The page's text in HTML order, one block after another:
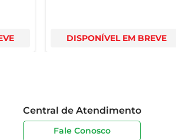
DISPONÍVEL EM BREVE
Central de Atendimento
Fale Conosco